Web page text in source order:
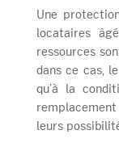
Une
locataires
ressources
dans ce cas,
qu’à la
leurs